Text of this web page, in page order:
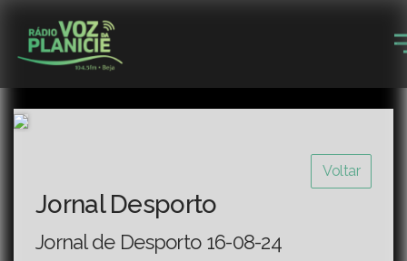
Voltar
Jornal Desporto
Jornal de Desporto 16-08-24